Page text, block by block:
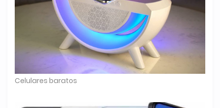
Celulares baratos